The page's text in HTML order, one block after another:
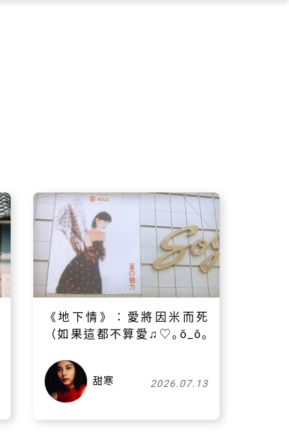
《地下情》：愛將因米而死
（如果這都不算愛♫♡｡ŏ_ŏ｡
甜寒 2026.07.13